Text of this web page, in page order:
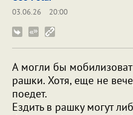
03.06.26
20:00
А могли бы
рашки. Хотя, еще не
поедет.
Ездить в рашку могут